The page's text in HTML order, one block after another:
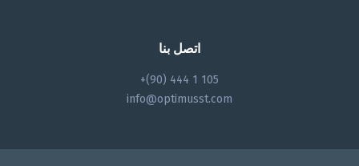
اتصل بنا
+(90) 444 1 105
info@optimusst.com